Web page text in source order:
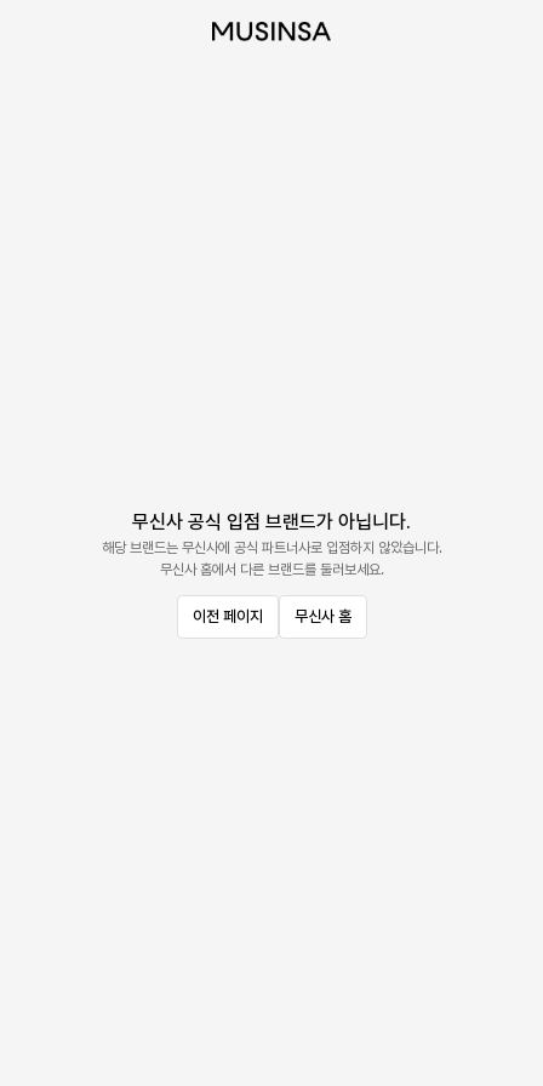
무신사 공식 입점 브랜드가 아닙니다.
해당 브랜드는 무신사에 공식 파트너사로 입점하지 않았습니다.
무신사 홈에서 다른 브랜드를 둘러보세요.
이전 페이지 무신사 홈